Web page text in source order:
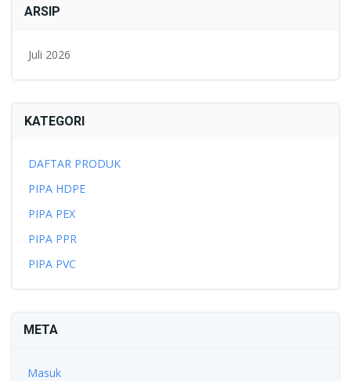
ARSIP
Juli 2026
KATEGORI
DAFTAR PRODUK
PIPA HDPE
PIPA PEX
PIPA PPR
PIPA PVC
META
Masuk